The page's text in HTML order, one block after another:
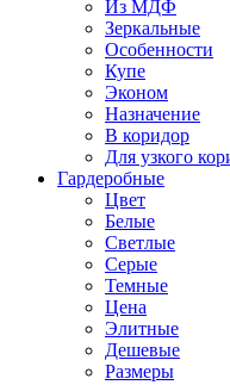
Из МДФ
Зеркальные
Особенности
Купе
Эконом
Назначение
В коридор
Для узкого
Гардеробные
Цвет
Белые
Светлые
Серые
Темные
Цена
Элитные
Дешевые
Размеры